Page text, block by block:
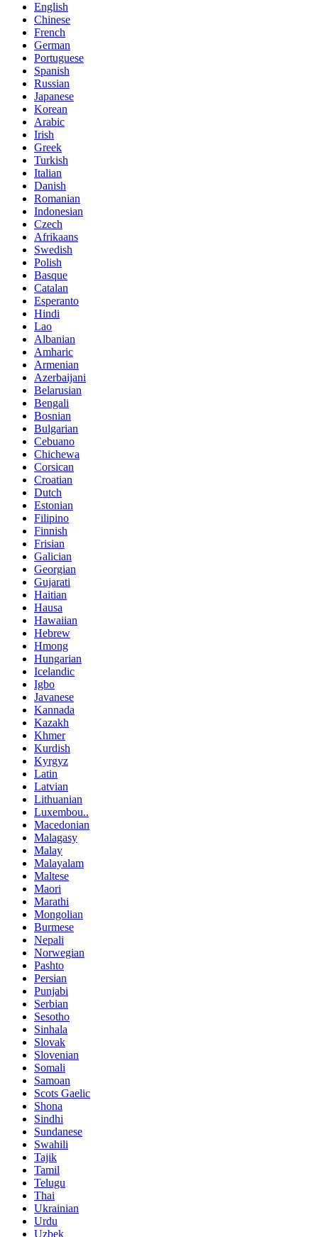
English
Chinese
French
German
Portuguese
Spanish
Russian
Japanese
Korean
Arabic
Irish
Greek
Turkish
Italian
Danish
Romanian
Indonesian
Czech
Afrikaans
Swedish
Polish
Basque
Catalan
Esperanto
Hindi
Lao
Albanian
Amharic
Armenian
Azerbaijani
Belarusian
Bengali
Bosnian
Bulgarian
Cebuano
Chichewa
Corsican
Croatian
Dutch
Estonian
Filipino
Finnish
Frisian
Galician
Georgian
Gujarati
Haitian
Hausa
Hawaiian
Hebrew
Hmong
Hungarian
Icelandic
Igbo
Javanese
Kannada
Kazakh
Khmer
Kurdish
Kyrgyz
Latin
Latvian
Lithuanian
Luxembou..
Macedonian
Malagasy
Malay
Malayalam
Maltese
Maori
Marathi
Mongolian
Burmese
Nepali
Norwegian
Pashto
Persian
Punjabi
Serbian
Sesotho
Sinhala
Slovak
Slovenian
Somali
Samoan
Scots Gaelic
Shona
Sindhi
Sundanese
Swahili
Tajik
Tamil
Telugu
Thai
Ukrainian
Urdu
Uzbek